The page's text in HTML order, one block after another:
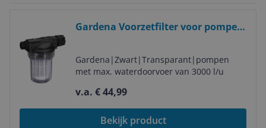
Gardena Voorzetfilter voor pompen
Gardena |Zwart|Transparant| pompen
met max. waterdoorvoer van 3000 l/u
v.a. € 44,99
Bekijk product